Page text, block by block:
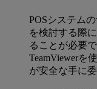
POSシステム
を検討する際
ることが必要
TeamViewerを
が安全な手に